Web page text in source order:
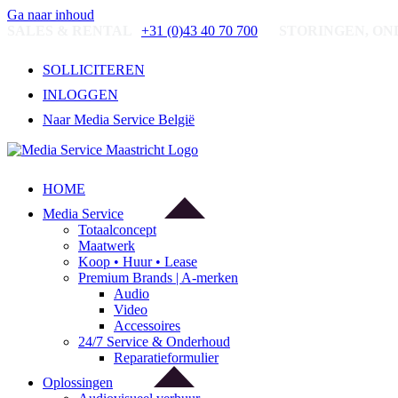
Ga naar inhoud
+31 (0)43 40 70 700
SOLLICITEREN
INLOGGEN
Naar Media Service België
HOME
Media Service
Totaalconcept
Maatwerk
Koop • Huur • Lease
Premium Brands | A-merken
Audio
Video
Accessoires
24/7 Service & Onderhoud
Reparatieformulier
Oplossingen